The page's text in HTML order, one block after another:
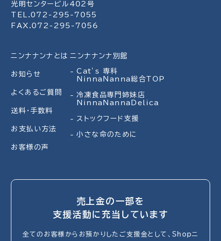
光明センタービル402号
TEL.072-295-7055
FAX.072-295-7056
ニンナナンナとは
お知らせ
よくあるご質問
送料・手数料
お支払い方法
お客様の声
ニンナナンナ別館
Cat’s 専科
NinnaNanna総合TOP
冷凍食品専門姉妹店
NinnaNannaDelica
ストックフード支援
小さな命のために
売上金の一部を
支援活動に充当しています
全てのお客様からお預かりしたご支援金として、Shopニ